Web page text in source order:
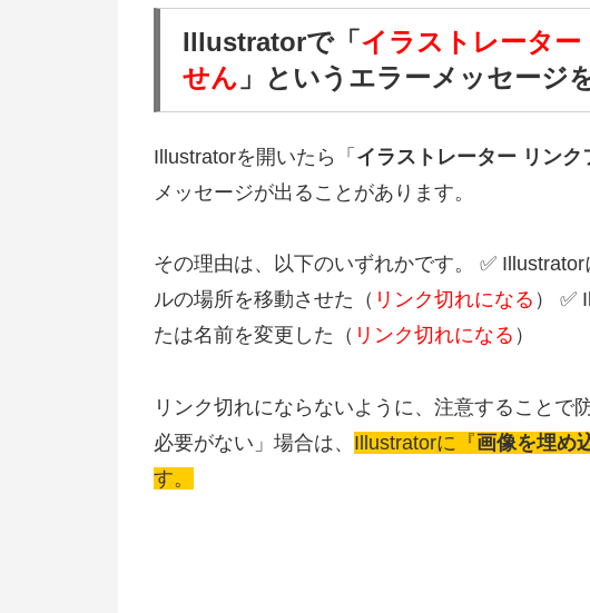
Illustratorで「 イラストレータ
せん 」というエラーメッセージ
Illustratorを開いたら「 イラストレーター リン
メッセージが出ることがあります。
その理由は、以下のいずれかです。 ✅
ルの場所を移動させた（ リンク切れになる ） ✅
たは名前を変更した（ リンク切れになる ）
リンク切れにならないように、注意することで
必要がない」場合は、 Illustratorに『画像を埋め
す。